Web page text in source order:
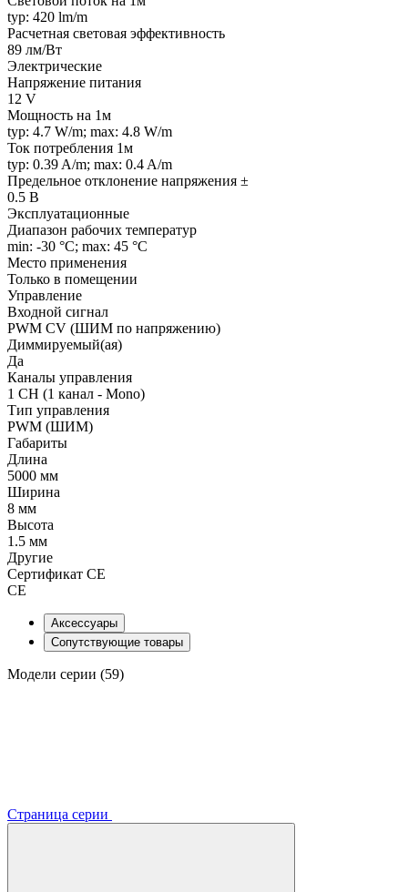
typ: 420 lm/m
Расчетная световая эффективность
89 лм/Вт
Электрические
Напряжение питания
12 V
Мощность на 1м
typ: 4.7 W/m; max: 4.8 W/m
Ток потребления 1м
typ: 0.39 A/m; max: 0.4 A/m
Предельное отклонение напряжения ±
0.5 В
Эксплуатационные
Диапазон рабочих температур
min: -30 °C; max: 45 °C
Место применения
Только в помещении
Управление
Входной сигнал
PWM СV (ШИМ по напряжению)
Диммируемый(ая)
Да
Каналы управления
1 CH (1 канал - Mono)
Тип управления
PWM (ШИМ)
Габариты
Длина
5000 мм
Ширина
8 мм
Высота
1.5 мм
Другие
Сертификат CE
CE
Аксессуары
Сопутствующие товары
Модели серии (59)
Страница серии